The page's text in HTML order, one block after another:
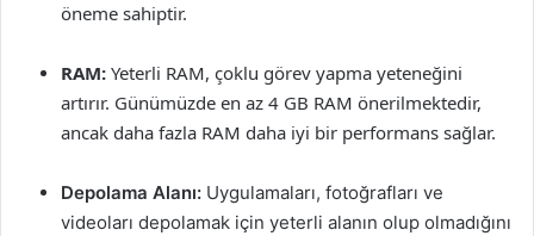
öneme sahiptir.
RAM: Yeterli RAM, çoklu görev yapma yeteneğini
artırır. Günümüzde en az 4 GB RAM önerilmektedir,
ancak daha fazla RAM daha iyi bir performans sağlar.
Depolama Alanı: Uygulamaları, fotoğrafları ve
videoları depolamak için yeterli alanın olup olmadığını